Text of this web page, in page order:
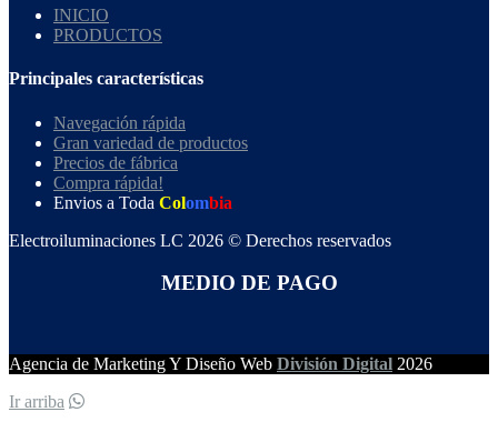
INICIO
PRODUCTOS
Principales características
Navegación rápida
Gran variedad de productos
Precios de fábrica
Compra rápida!
Envios a Toda Colombia
Electroiluminaciones LC 2026 © Derechos reservados
MEDIO DE PAGO
Agencia de Marketing Y Diseño Web División Digital 2026
Ir arriba